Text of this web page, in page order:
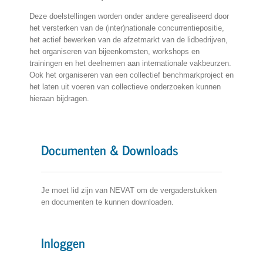
Deze doelstellingen worden onder andere gerealiseerd door
het versterken van de (inter)nationale concurrentiepositie,
het actief bewerken van de afzetmarkt van de lidbedrijven,
het organiseren van bijeenkomsten, workshops en
trainingen en het deelnemen aan internationale vakbeurzen.
Ook het organiseren van een collectief benchmarkproject en
het laten uit voeren van collectieve onderzoeken kunnen
hieraan bijdragen.
Documenten & Downloads
Je moet lid zijn van NEVAT om de vergaderstukken
en documenten te kunnen downloaden.
Inloggen